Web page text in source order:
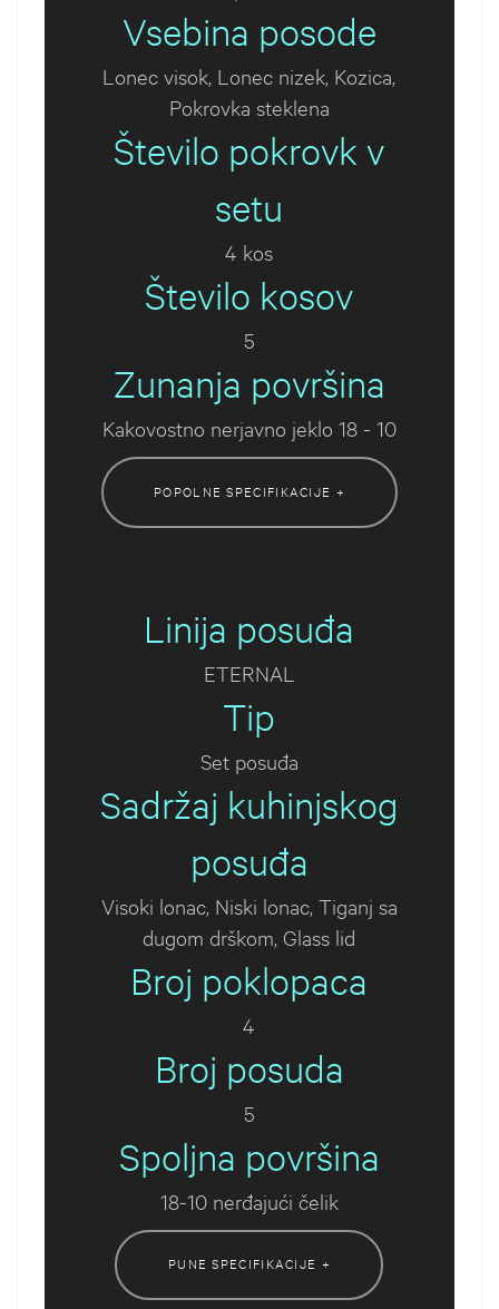
Vsebina posode
Lonec visok, Lonec nizek, Kozica,
Pokrovka steklena
Število pokrovk v
setu
4 kos
Število kosov
5
Zunanja površina
Kakovostno nerjavno jeklo 18 - 10
POPOLNE SPECIFIKACIJE +
Linija posuđa
ETERNAL
Tip
Set posuđa
Sadržaj kuhinjskog
posuđa
Visoki lonac, Niski lonac, Tiganj sa
dugom drškom, Glass lid
Broj poklopaca
4
Broj posuda
5
Spoljna površina
18-10 nerđajući čelik
PUNE SPECIFIKACIJE +